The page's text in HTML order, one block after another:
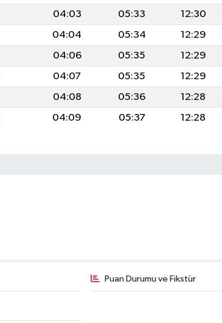
04:03 05:33 12:30
04:04 05:34 12:29
04:06 05:35 12:29
04:07 05:35 12:29
04:08 05:36 12:28
04:09 05:37 12:28
Puan Durumu ve Fikstür